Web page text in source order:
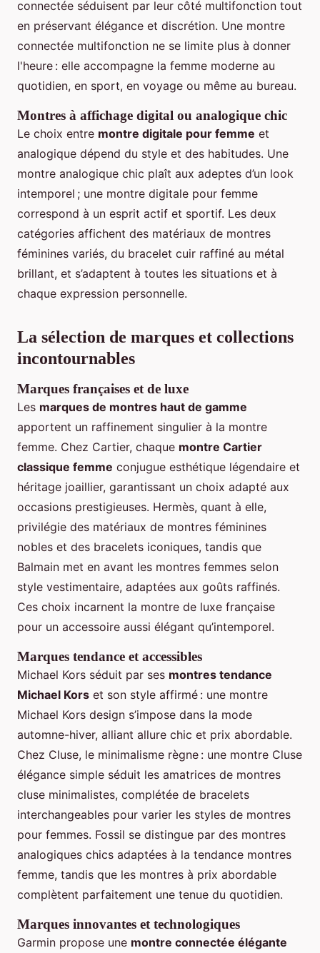
connectée séduisent par leur côté multifonction tout
en préservant élégance et discrétion. Une montre
connectée multifonction ne se limite plus à donner
l'heure : elle accompagne la femme moderne au
quotidien, en sport, en voyage ou même au bureau.
Montres à affichage digital ou analogique chic
Le choix entre montre digitale pour femme et
analogique dépend du style et des habitudes. Une
montre analogique chic plaît aux adeptes d’un look
intemporel ; une montre digitale pour femme
correspond à un esprit actif et sportif. Les deux
catégories affichent des matériaux de montres
féminines variés, du bracelet cuir raffiné au métal
brillant, et s’adaptent à toutes les situations et à
chaque expression personnelle.
La sélection de marques et collections
incontournables
Marques françaises et de luxe
Les marques de montres haut de gamme
apportent un raffinement singulier à la montre
femme. Chez Cartier, chaque montre Cartier
classique femme conjugue esthétique légendaire et
héritage joaillier, garantissant un choix adapté aux
occasions prestigieuses. Hermès, quant à elle,
privilégie des matériaux de montres féminines
nobles et des bracelets iconiques, tandis que
Balmain met en avant les montres femmes selon
style vestimentaire, adaptées aux goûts raffinés.
Ces choix incarnent la montre de luxe française
pour un accessoire aussi élégant qu’intemporel.
Marques tendance et accessibles
Michael Kors séduit par ses montres tendance
Michael Kors et son style affirmé : une montre
Michael Kors design s’impose dans la mode
automne-hiver, alliant allure chic et prix abordable.
Chez Cluse, le minimalisme règne : une montre Cluse
élégance simple séduit les amatrices de montres
cluse minimalistes, complétée de bracelets
interchangeables pour varier les styles de montres
pour femmes. Fossil se distingue par des montres
analogiques chics adaptées à la tendance montres
femme, tandis que les montres à prix abordable
complètent parfaitement une tenue du quotidien.
Marques innovantes et technologiques
Garmin propose une montre connectée élégante